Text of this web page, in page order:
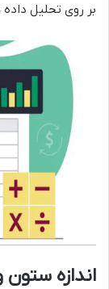
بر روی تحلیل
اندازه